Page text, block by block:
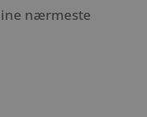
nærmeste